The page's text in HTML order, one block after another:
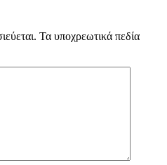
Τα υποχρεωτικά πεδία